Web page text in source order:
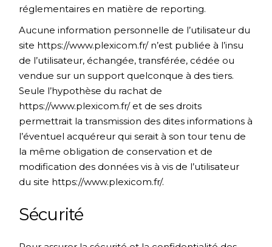
réglementaires en matière de reporting.
Aucune information personnelle de l’utilisateur du
site https://www.plexicom.fr/n’est publiée à l’insu
de l’utilisateur, échangée, transférée, cédée ou
vendue sur un support quelconque à des tiers.
Seule l’hypothèse du rachat de
https://www.plexicom.fr/et de ses droits
permettrait la transmission des dites informations à
l’éventuel acquéreur qui serait à son tour tenu de
la même obligation de conservation et de
modification des données vis à vis de l’utilisateur
du site https://www.plexicom.fr/.
Sécurité